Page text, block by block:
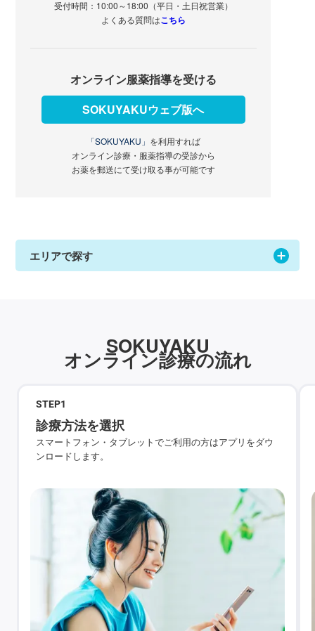
受付時間：10:00～18:00（平日・土日祝営業）
よくある質問はこちら
オンライン服薬指導を受ける
SOKUYAKUウェブ版へ
「SOKUYAKU」 を利用すれば
オンライン診療・服薬指導の受診から
お薬を郵送にて受け取る事が可能です
エリアで探す
SOKUYAKU
オンライン診療の流れ
STEP1
診療方法を選択
スマートフォン・タブレットでご利用の方はアプリをダウ
ンロードします。